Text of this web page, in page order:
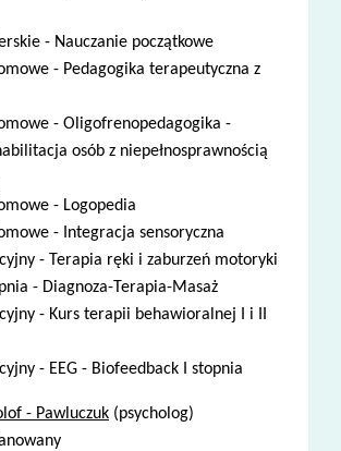
- Nauczanie początkowe
- Pedagogika terapeutyczna z
- Oligofrenopedagogika -
osób z niepełnosprawnością
- Logopedia
- Integracja sensoryczna
- Terapia ręki i zaburzeń motoryki
- Diagnoza-Terapia-Masaż
- Kurs terapii behawioralnej I i II
- EEG - Biofeedback I stopnia
- Pawluczuk (psycholog)